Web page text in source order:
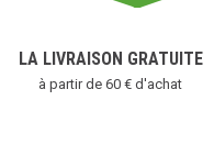
LA LIVRAISON GRATUITE
à partir de 60 € d'achat